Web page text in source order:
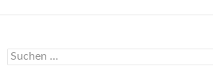
Suchen
nach: